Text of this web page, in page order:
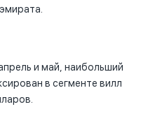
и май, наибольший
в сегменте вилл